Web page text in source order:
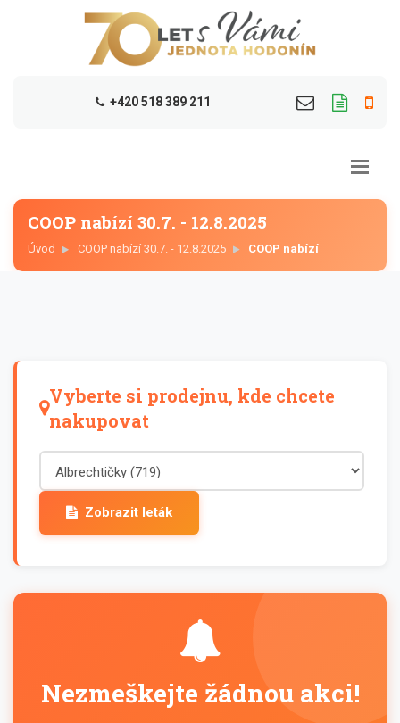
+420 518 389 211
COOP nabízí 30.7. - 12.8.2025
Úvod COOP nabízí 30.7. - 12.8.2025 COOP nabízí
Vyberte si prodejnu, kde chcete
nakupovat
Zobrazit leták
Nezmeškejte žádnou akci!